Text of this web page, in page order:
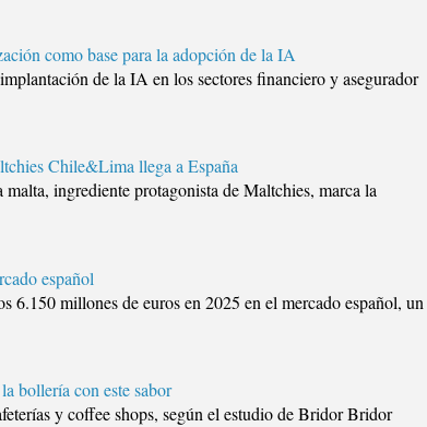
como base para la adopción de la IA
de la IA en los sectores financiero y asegurador
Chile&Lima llega a España
ingrediente protagonista de Maltchies, marca la
español
6.150 millones de euros en 2025 en el mercado español, un
bollería con este sabor
y coffee shops, según el estudio de Bridor Bridor